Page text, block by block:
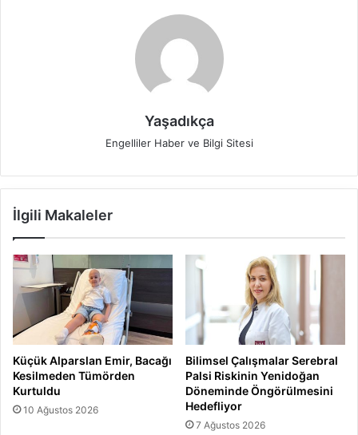
Yaşadıkça
Engelliler Haber ve Bilgi Sitesi
İlgili Makaleler
Küçük Alparslan Emir, Bacağı
Kesilmeden Tümörden
Kurtuldu
10 Ağustos 2026
Bilimsel Çalışmalar Serebral
Palsi Riskinin Yenidoğan
Döneminde Öngörülmesini
Hedefliyor
7 Ağustos 2026